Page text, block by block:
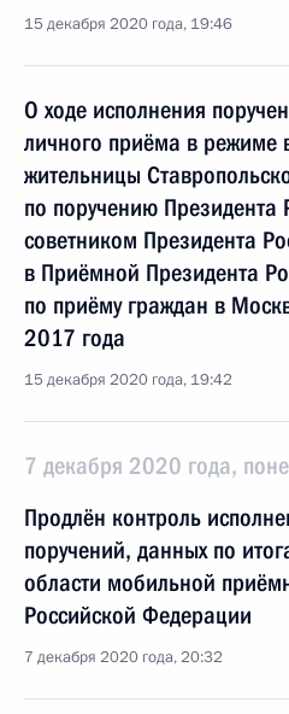
15 декабря 2020 года, 19:46
О ходе исполнения
личного приёма в режиме
жительницы
по поручению
советником Президента
в Приёмной Президента
по приёму граждан в
2017 года
15 декабря 2020 года, 19:42
7 декабря 2020 года,
Продлён контроль
поручений, данных по
области мобильной
Российской Федерации
7 декабря 2020 года, 20:32